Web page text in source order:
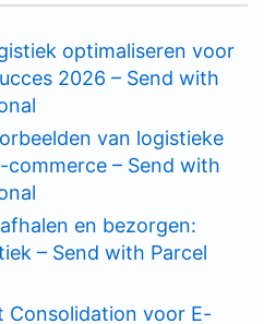
optimaliseren voor
2026 – Send with
van logistieke
– Send with
en bezorgen:
– Send with Parcel
Consolidation voor E-